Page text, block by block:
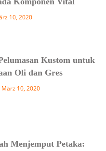
10, 2020
Kustom untuk
Oli dan Gres
März 10, 2020
Menjemput Petaka: